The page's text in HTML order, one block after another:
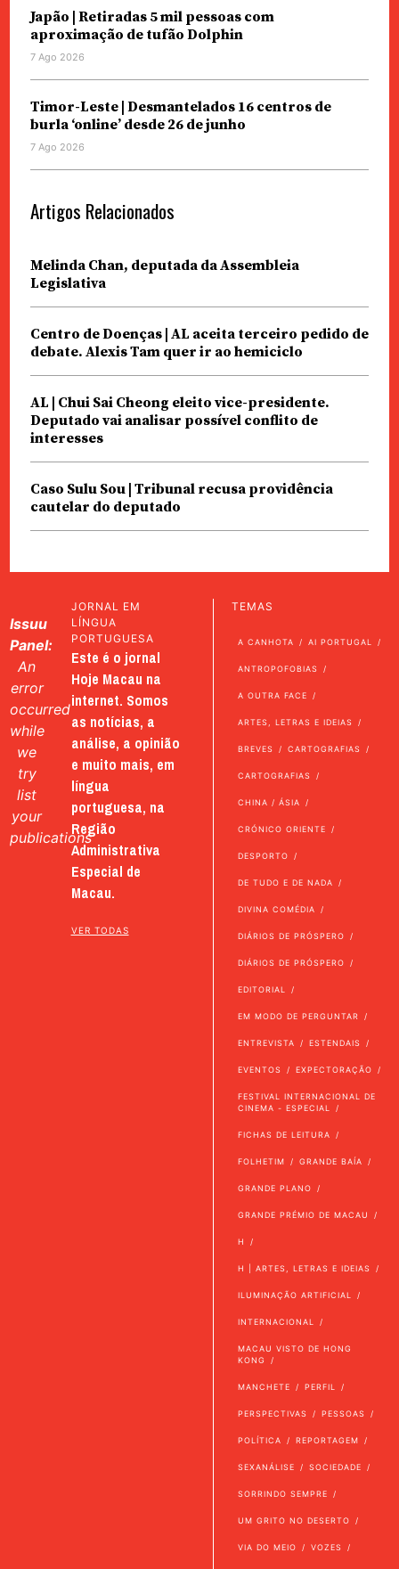
Japão | Retiradas 5 mil pessoas com
aproximação de tufão Dolphin
7 Ago 2026
Timor-Leste | Desmantelados 16 centros de
burla ‘online’ desde 26 de junho
7 Ago 2026
Artigos Relacionados
Melinda Chan, deputada da Assembleia
Legislativa
Centro de Doenças | AL aceita terceiro pedido de
debate. Alexis Tam quer ir ao hemiciclo
AL | Chui Sai Cheong eleito vice-presidente.
Deputado vai analisar possível conflito de
interesses
Caso Sulu Sou | Tribunal recusa providência
cautelar do deputado
Issuu
Panel:
An
error
occurred
while
we
try
list
your
publications
JORNAL EM
LÍNGUA
PORTUGUESA
Este é o jornal
Hoje Macau na
internet. Somos
as notícias, a
análise, a opinião
e muito mais, em
língua
portuguesa, na
Região
Administrativa
Especial de
Macau.
VER TODAS
TEMAS
A CANHOTA AI PORTUGAL
ANTROPOFOBIAS
A OUTRA FACE
ARTES, LETRAS E IDEIAS
BREVES CARTOGRAFIAS
CARTOGRAFIAS
CHINA / ÁSIA
CRÓNICO ORIENTE
DESPORTO
DE TUDO E DE NADA
DIVINA COMÉDIA
DIÁRIOS DE PRÓSPERO
DIÁRIOS DE PRÓSPERO
EDITORIAL
EM MODO DE PERGUNTAR
ENTREVISTA ESTENDAIS
EVENTOS EXPECTORAÇÃO
FESTIVAL INTERNACIONAL DE
CINEMA - ESPECIAL
FICHAS DE LEITURA
FOLHETIM GRANDE BAÍA
GRANDE PLANO
GRANDE PRÉMIO DE MACAU
H
H | ARTES, LETRAS E IDEIAS
ILUMINAÇÃO ARTIFICIAL
INTERNACIONAL
MACAU VISTO DE HONG
KONG
MANCHETE PERFIL
PERSPECTIVAS PESSOAS
POLÍTICA REPORTAGEM
SEXANÁLISE SOCIEDADE
SORRINDO SEMPRE
UM GRITO NO DESERTO
VIA DO MEIO VOZES